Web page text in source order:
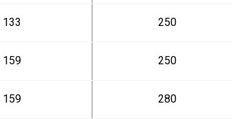
133 250
159 250
159 280